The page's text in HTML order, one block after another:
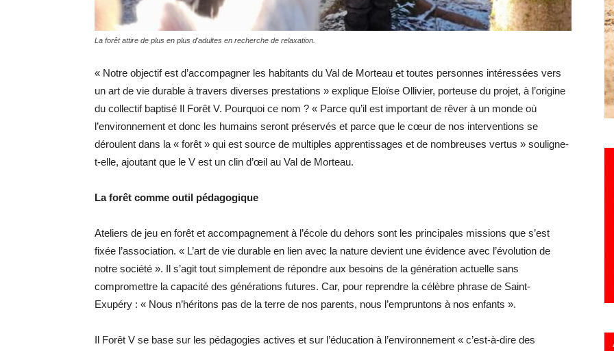
La forêt attire de plus en plus d'adultes en recherche de relaxation.
« Notre objectif est d’accompagner les habitants du Val de Morteau et toutes personnes intéressées vers
un art de vie durable à travers diverses prestations » explique Eloïse Ollivier, porteuse du projet, à l’origine
du collectif baptisé Il Forêt V. Pourquoi ce nom ? « Parce qu’il est important de rêver à un monde où
l’environnement et donc les humains seront préservés et parce que le cœur de nos interventions se
déroulent dans la « forêt » qui est source de multiples apprentissages et de nombreuses vertus » souligne-
t-elle, ajoutant que le V est un clin d’œil au Val de Morteau.
La forêt comme outil pédagogique
Ateliers de jeu en forêt et accompagnement à l’école du dehors sont les principales missions que s’est
fixée l’association. « L’art de vie durable en lien avec la nature devient une évidence avec l’évolution de
notre société ». Il s’agit tout simplement de répondre aux besoins de la génération actuelle sans
compromettre la capacité des générations futures. Car, pour reprendre la célèbre phrase de Saint-
Exupéry : « Nous n’héritons pas de la terre de nos parents, nous l’empruntons à nos enfants ».
Il Forêt V se base sur les pédagogies actives et sur l’éducation à l’environnement « c’est-à-dire des